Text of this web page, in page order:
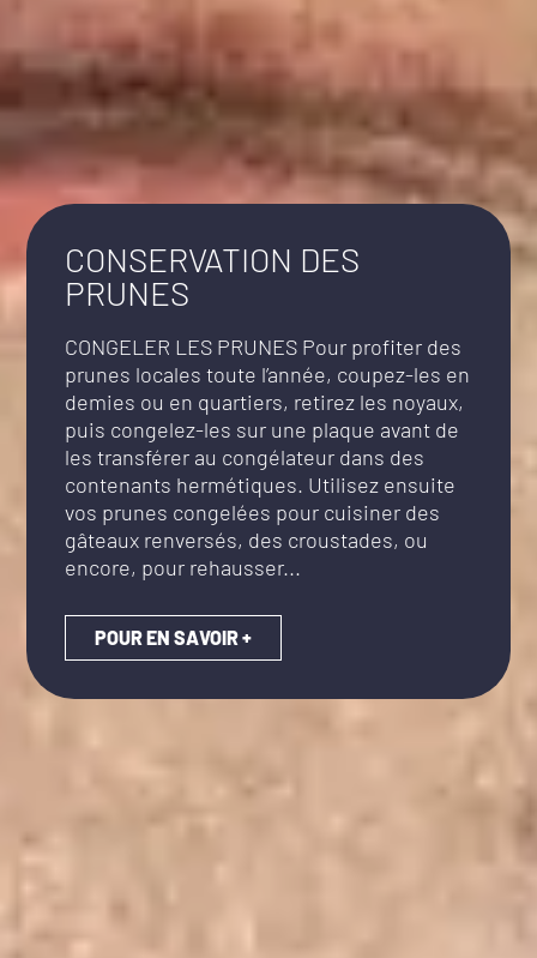
CONSERVATION DES
PRUNES
CONGELER LES PRUNES Pour profiter des
prunes locales toute l’année, coupez-les en
demies ou en quartiers, retirez les noyaux,
puis congelez-les sur une plaque avant de
les transférer au congélateur dans des
contenants hermétiques. Utilisez ensuite
vos prunes congelées pour cuisiner des
gâteaux renversés, des croustades, ou
encore, pour rehausser...
POUR EN SAVOIR +